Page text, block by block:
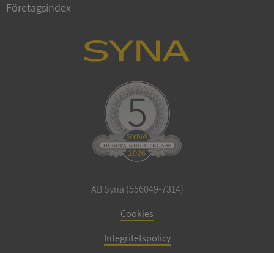
Företagsindex
AB Syna (556049-7314)
Cookies
Integritetspolicy
ASP.NET_SessionId
Microsoft
Corporation
de.syna.se